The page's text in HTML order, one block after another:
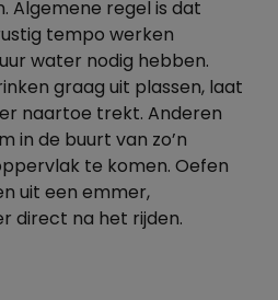
Algemene regel is dat
tempo werken
water nodig hebben.
graag uit plassen, laat
naartoe trekt. Anderen
in de buurt van zo’n
te komen. Oefen
uit een emmer,
direct na het rijden.